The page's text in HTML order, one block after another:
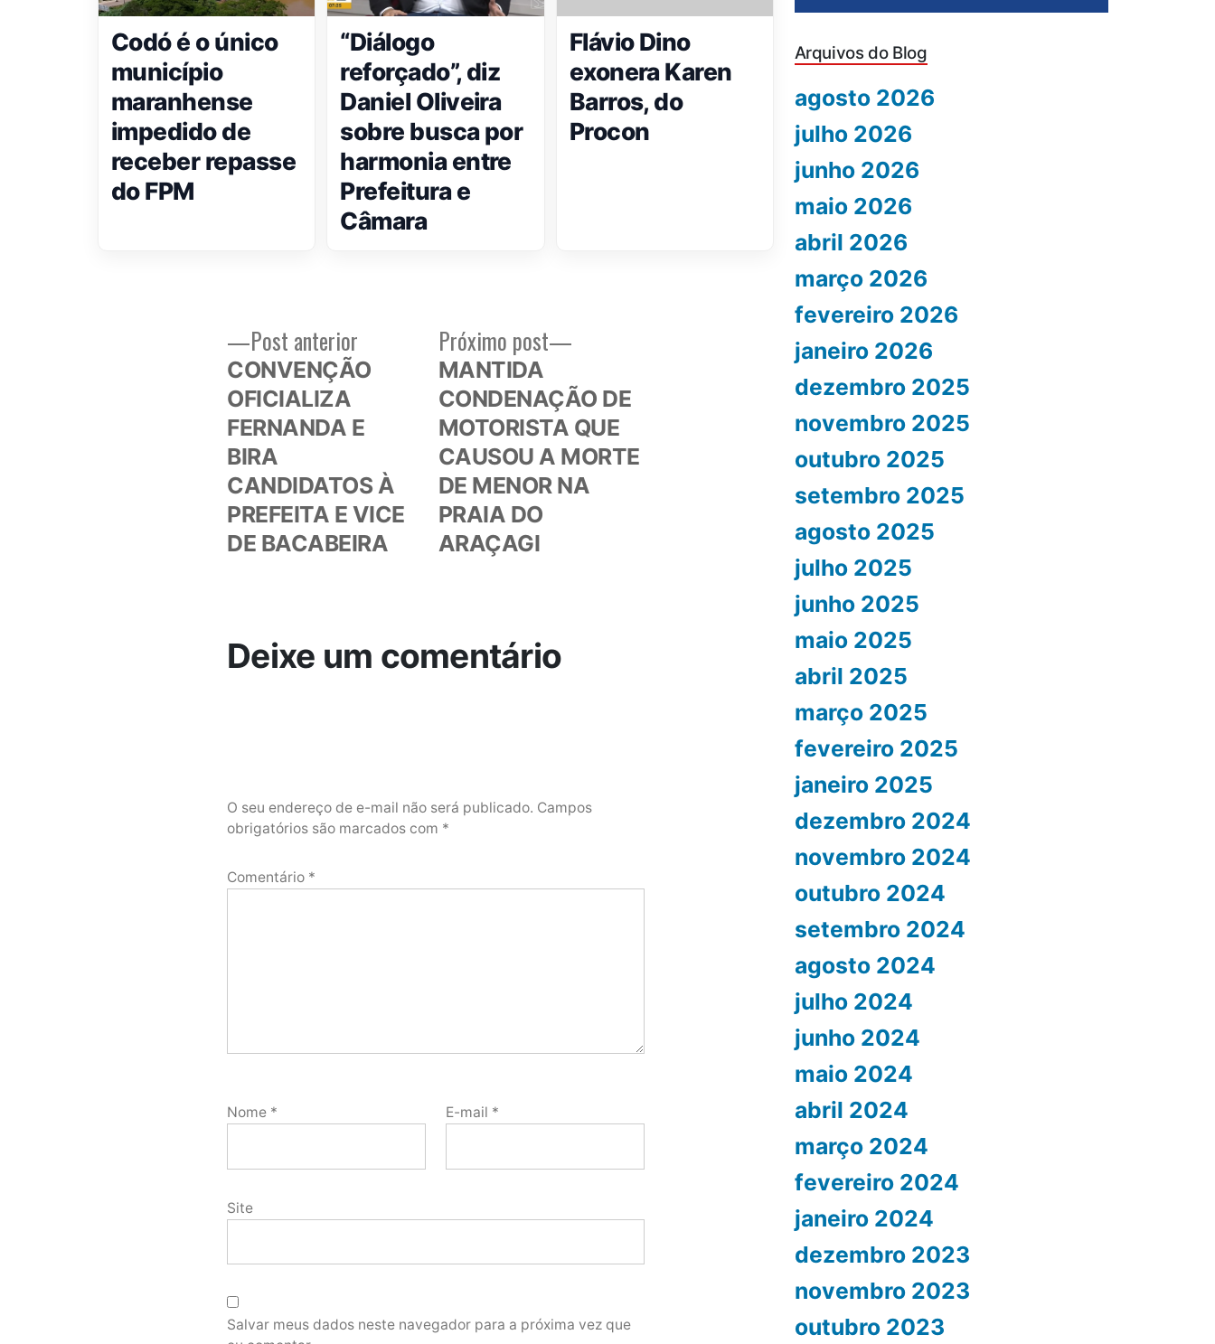
Codó é o único
município
maranhense
impedido de
receber repasse
do FPM
“Diálogo
reforçado”, diz
Daniel Oliveira
sobre busca por
harmonia entre
Prefeitura e
Câmara
Flávio Dino
exonera Karen
Barros, do
Procon
Navegação
Post anterior
anterior:
CONVENÇÃO
OFICIALIZA
FERNANDA E
BIRA
CANDIDATOS À
PREFEITA E VICE
DE BACABEIRA
Próximo post
Próximo
MANTIDA
CONDENAÇÃO DE
MOTORISTA QUE
CAUSOU A MORTE
DE MENOR NA
PRAIA DO
ARAÇAGI
Deixe um comentário
O seu endereço de e-mail não será publicado. Campos
obrigatórios são marcados com *
Comentário *
Nome * E-mail *
Site
Salvar meus dados neste navegador para a próxima vez que
Arquivos do Blog
agosto 2026
julho 2026
junho 2026
maio 2026
abril 2026
março 2026
fevereiro 2026
janeiro 2026
dezembro 2025
novembro 2025
outubro 2025
setembro 2025
agosto 2025
julho 2025
junho 2025
maio 2025
abril 2025
março 2025
fevereiro 2025
janeiro 2025
dezembro 2024
novembro 2024
outubro 2024
setembro 2024
agosto 2024
julho 2024
junho 2024
maio 2024
abril 2024
março 2024
fevereiro 2024
janeiro 2024
dezembro 2023
novembro 2023
outubro 2023